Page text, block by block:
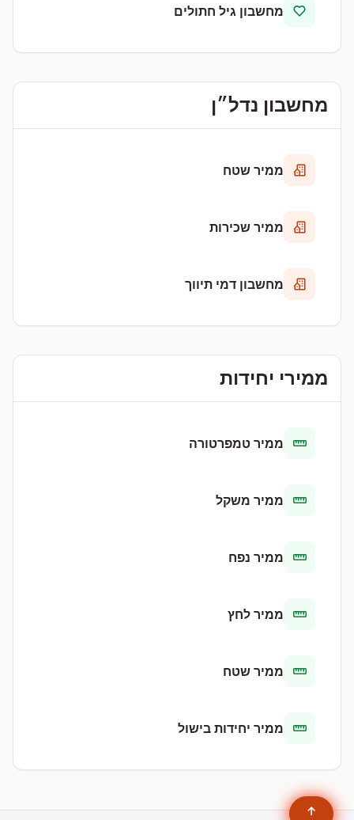
מחשבון גיל חתולים
מחשבון נדל״ן
ממיר שטח
ממיר שכירות
מחשבון דמי תיווך
ממירי יחידות
ממיר טמפרטורה
ממיר משקל
ממיר נפח
ממיר לחץ
ממיר שטח
ממיר יחידות בישול
↑